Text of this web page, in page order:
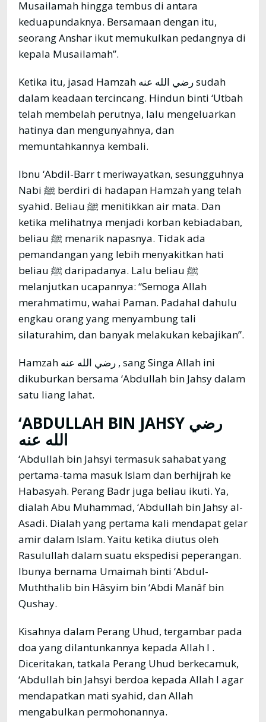
Musailamah hingga tembus di antara
keduapundaknya. Bersamaan dengan itu,
seorang Anshar ikut memukulkan pedangnya di
kepala Musailamah”.
Ketika itu, jasad Hamzah رضي الله عنه sudah
dalam keadaan tercincang. Hindun binti ‘Utbah
telah membelah perutnya, lalu mengeluarkan
hatinya dan mengunyahnya, dan
memuntahkannya kembali.
Ibnu ‘Abdil-Barr t meriwayatkan, sesungguhnya
Nabi ﷺ berdiri di hadapan Hamzah yang telah
syahid. Beliau ﷺ menitikkan air mata. Dan
ketika melihatnya menjadi korban kebiadaban,
beliau ﷺ menarik napasnya. Tidak ada
pemandangan yang lebih menyakitkan hati
beliau ﷺ daripadanya. Lalu beliau ﷺ
melanjutkan ucapannya: “Semoga Allah
merahmatimu, wahai Paman. Padahal dahulu
engkau orang yang menyambung tali
silaturahim, dan banyak melakukan kebajikan”.
Hamzah رضي الله عنه , sang Singa Allah ini
dikuburkan bersama ‘Abdullah bin Jahsy dalam
satu liang lahat.
‘ABDULLAH BIN JAHSY رضي
الله عنه
‘Abdullah bin Jahsyi termasuk sahabat yang
pertama-tama masuk Islam dan berhijrah ke
Habasyah. Perang Badr juga beliau ikuti. Ya,
dialah Abu Muhammad, ‘Abdullah bin Jahsy al-
Asadi. Dialah yang pertama kali mendapat gelar
amir dalam Islam. Yaitu ketika diutus oleh
Rasulullah dalam suatu ekspedisi peperangan.
Ibunya bernama Umaimah binti ‘Abdul-
Muththalib bin Hâsyim bin ‘Abdi Manâf bin
Qushay.
Kisahnya dalam Perang Uhud, tergambar pada
doa yang dilantunkannya kepada Allah l .
Diceritakan, tatkala Perang Uhud berkecamuk,
‘Abdullah bin Jahsyi berdoa kepada Allah l agar
mendapatkan mati syahid, dan Allah
mengabulkan permohonannya.